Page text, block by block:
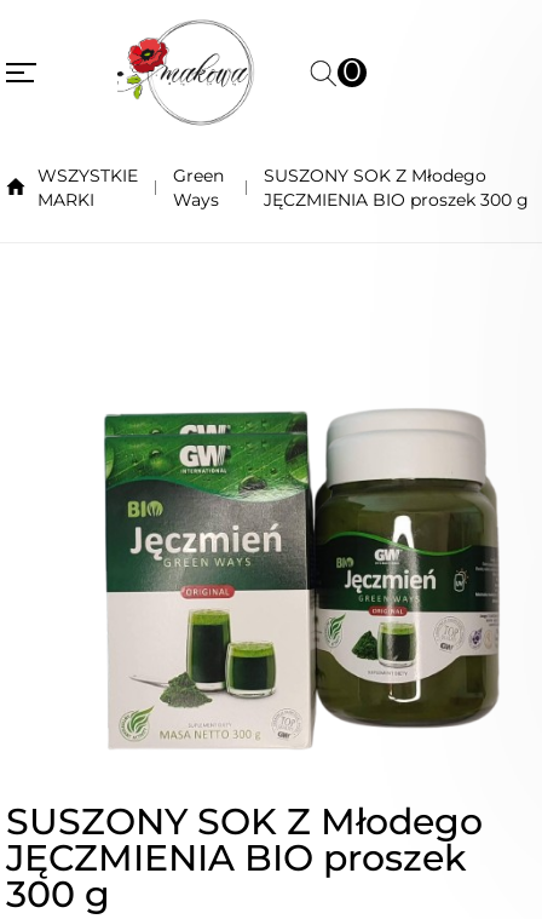
0
WSZYSTKIE
MARKI
Green
Ways
SUSZONY SOK Z Młodego
JĘCZMIENIA BIO proszek 300 g
SUSZONY SOK Z Młodego
JĘCZMIENIA BIO proszek
300 g